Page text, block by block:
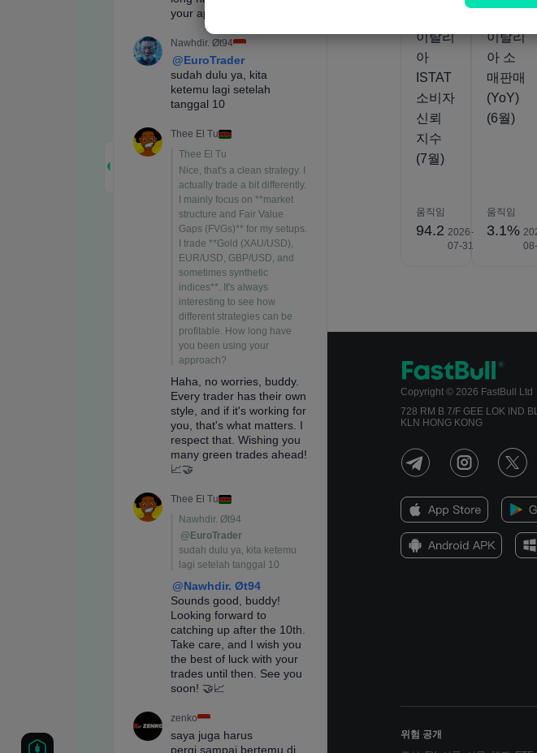
이탈리
아
ISTAT
소비자
신뢰
지수
(7월)
움직임
94.2 2026-
07-31
이탈리
아 소
매판매
(YoY)
(6월)
움직임
3.1%
Copyright © 2026 FastBull Ltd
728 RM B 7/F GEE LOK IND
KLN HONG KONG
위험 공개